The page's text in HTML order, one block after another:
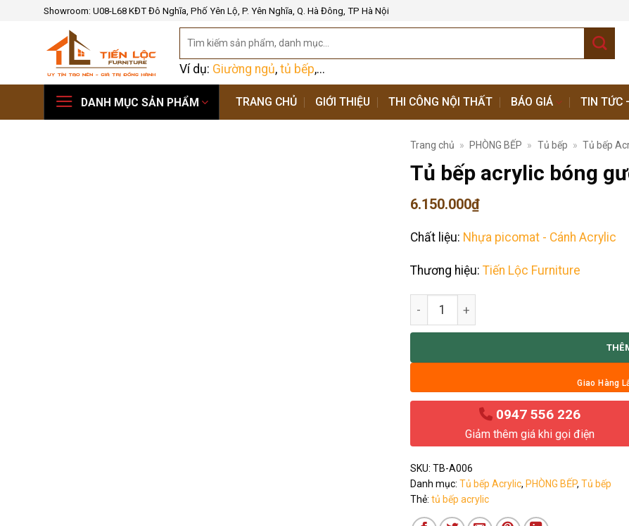
Showroom: U08-L68 KĐT Đô Nghĩa, Phố Yên Lộ, P. Yên Nghĩa, Q. Hà Đông, TP Hà Nội
Ví dụ: Giường ngủ, tủ bếp,...
DANH MỤC SẢN PHẨM TRANG CHỦ GIỚI THIỆU THI CÔNG NỘI THẤT BÁO GIÁ TIN TỨC
Trang chủ » PHÒNG BẾP » Tủ bếp » Tủ bếp
Tủ bếp acrylic bóng
6.150.000₫
Chất liệu: Nhựa picomat - Cánh Acrylic
Thương hiệu: Tiến Lộc Furniture
Tủ bếp acrylic bóng gương số lượng
Giao Hàng
0947 556 226
Giảm thêm giá khi gọi điện
SKU: TB-A006
Danh mục: Tủ bếp Acrylic, PHÒNG BẾP, Tủ bếp
Thẻ: tủ bếp acrylic